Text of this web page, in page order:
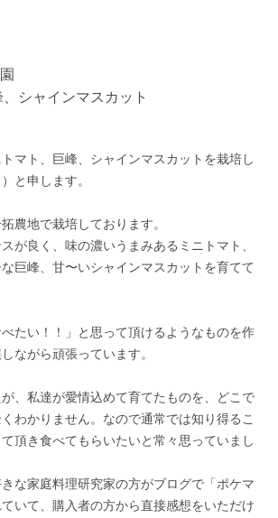
シャインマスカット
マト、巨峰、シャインマスカットを栽培し
と申します。
農地で栽培しております。
が良く、味の濃いうまみあるミニトマト、
巨峰、甘〜いシャインマスカットを育てて
べたい！！」と思って頂けるようなものを作
ながら頑張っています。
、私達が愛情込めて育てたものを、どこで
わかりません。なので通常では知り得るこ
頂き食べてもらいたいと常々思っていまし
な家庭料理研究家の方がブログで「ポケマ
いて、購入者の方から直接感想をいただけ